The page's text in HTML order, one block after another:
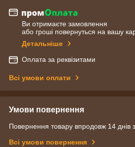
Ви отримаєте замовлення
або гроші повернуться на вашу
Детальніше
Оплата за реквізитами
Всі умови оплати
Умови повернення
Повернення товару впродовж 14 днів
Всі умови повернення